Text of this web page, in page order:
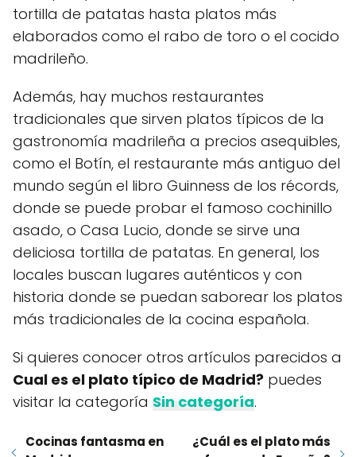
tortilla de patatas hasta platos más
elaborados como el rabo de toro o el cocido
madrileño.
Además, hay muchos restaurantes
tradicionales que sirven platos típicos de la
gastronomía madrileña a precios asequibles,
como el Botín, el restaurante más antiguo del
mundo según el libro Guinness de los récords,
donde se puede probar el famoso cochinillo
asado, o Casa Lucio, donde se sirve una
deliciosa tortilla de patatas. En general, los
locales buscan lugares auténticos y con
historia donde se puedan saborear los platos
más tradicionales de la cocina española.
Si quieres conocer otros artículos parecidos a
Cual es el plato típico de Madrid? puedes
visitar la categoría Sin categoría.
Cocinas fantasma en
¿Cuál es el plato más